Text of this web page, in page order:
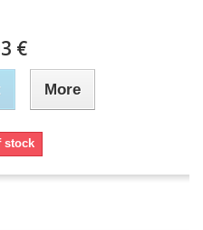
€
More
stock